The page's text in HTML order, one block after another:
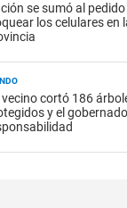
se sumó al
los celulares en
vecino cortó 186
y el